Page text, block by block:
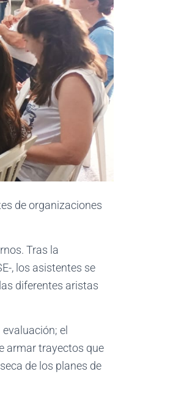
de organizaciones
Tras la
, los asistentes se
diferentes aristas
el
armar trayectos que
de los planes de